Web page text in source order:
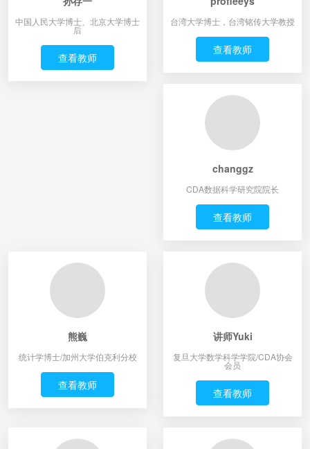
中国人民大学博士、北京大学博士
后
查看教师
台湾大学博士，台湾铭传大学教授
查看教师
changgz
CDA数据科学研究院院长
查看教师
熊巍
统计学博士/加州大学伯克利分校
查看教师
讲师Yuki
复旦大学数学科学学院/CDA协会
会员
查看教师